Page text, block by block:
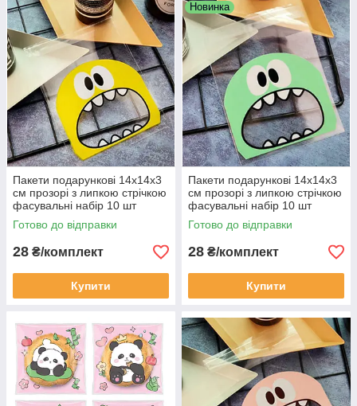
Пакети подарункові 14х14х3
см прозорі з липкою стрічкою
фасувальні набір 10 шт
жовтий Монстрик
Готово до відправки
28 ₴/комплект
Купити
Новинка
Пакети подарункові 14х14х3
см прозорі з липкою стрічкою
фасувальні набір 10 шт
зелений Монстрик
Готово до відправки
28 ₴/комплект
Купити